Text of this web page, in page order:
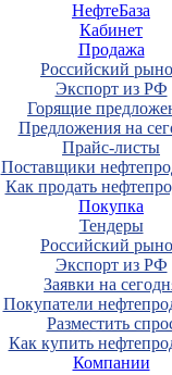
НефтеБаза
Кабинет
Продажа
Российский
Экспорт из РФ
Горящие
Предложения на
Прайс-листы
Поставщики
Как продать
Покупка
Тендеры
Российский
Экспорт из РФ
Заявки на
Покупатели
Разместить
Как купить
Компании